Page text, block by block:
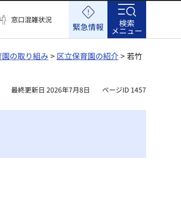
窓口混雑状況
緊急情報 検索
メニュー
の取り組み > 区立保育園の紹介> 若竹
最終更新日 2026年7月8日 ページID 1457